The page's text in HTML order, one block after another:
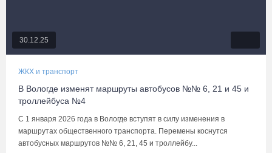
30.12.25
ЖКХ и транспорт
В Вологде изменят маршруты автобусов №№ 6, 21 и 45 и
троллейбуса №4
С 1 января 2026 года в Вологде вступят в силу изменения в
маршрутах общественного транспорта. Перемены коснутся
автобусных маршрутов №№ 6, 21, 45 и троллейбу...